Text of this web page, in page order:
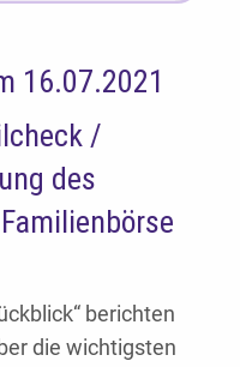
16.07.2021
/
des
berichten
die wichtigsten